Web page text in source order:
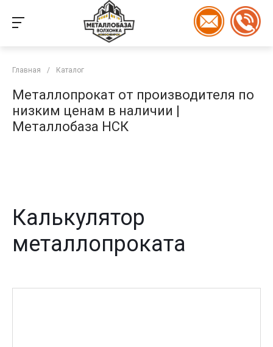
Главная / Каталог
Металлопрокат от производителя по
низким ценам в наличии |
Металлобаза НСК
Калькулятор
металлопроката